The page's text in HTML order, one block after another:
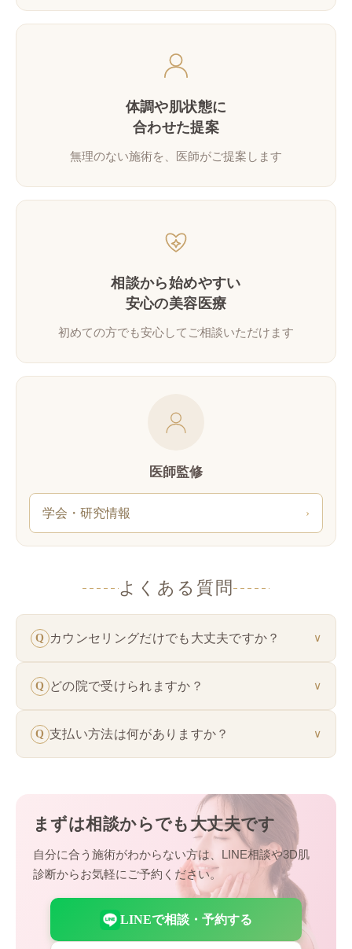
体調や肌状態に
合わせた提案
無理のない施術を、医師がご提案します
相談から始めやすい
安心の美容医療
初めての方でも安心してご相談いただけます
医師監修
学会・研究情報 ›
よくある質問
Q カウンセリングだけでも大丈夫ですか？ ∨
す。お悩みやご希望を伺った上で、無理のないご
い。
Q どの院で受けられますか？ ∨
ただけます。メニューによって対応院が異なる場
合がありますので、詳しくは各院ページをご確認
Q 支払い方法は何がありますか？ ∨
まずは相談からでも大丈夫です
自分に合う施術がわからない方は、LINE相談や3D肌
診断からお気軽にご予約ください。
LINEで相談・予約する